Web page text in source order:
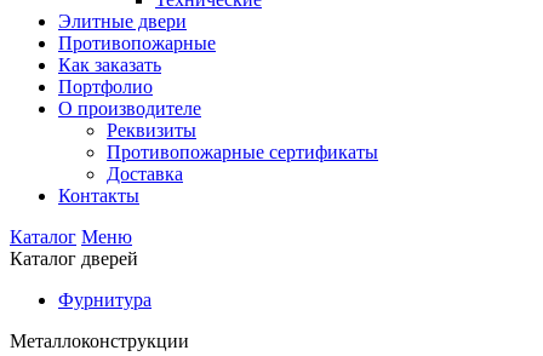
Элитные двери
Противопожарные
Как заказать
Портфолио
О производителе
Реквизиты
Противопожарные сертификаты
Доставка
Контакты
Каталог Меню
Каталог дверей
Фурнитура
Металлоконструкции